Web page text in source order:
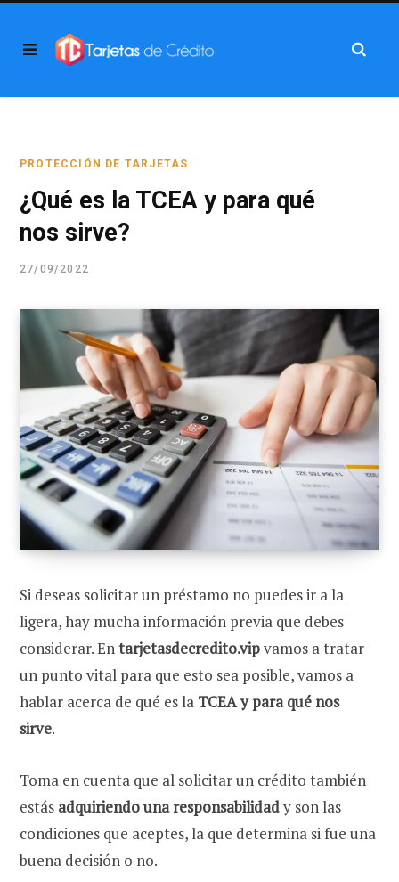
PROTECCIÓN DE TARJETAS
¿Qué es la TCEA y para qué
nos sirve?
27/09/2022
Si deseas solicitar un préstamo no puedes ir a la
ligera, hay mucha información previa que debes
considerar. Entarjetasdecredito.vipvamos a tratar
un punto vital para que esto sea posible, vamos a
hablar acerca de qué es la TCEA y para qué nos
sirve.
Toma en cuenta que al solicitar un crédito también
estás adquiriendo una responsabilidady son las
condiciones que aceptes, la que determina si fue una
buena decisión o no.